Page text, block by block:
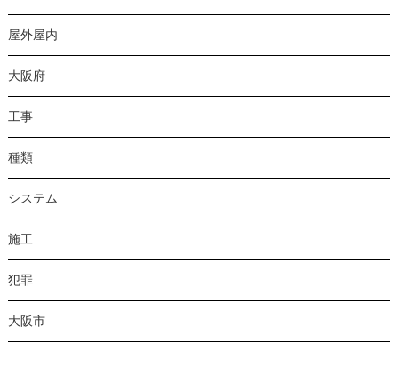
屋外屋内
大阪府
工事
種類
システム
施工
犯罪
大阪市